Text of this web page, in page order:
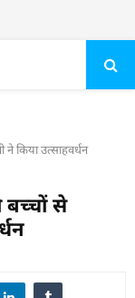
ने किया उत्साहवर्धन
बच्चों से